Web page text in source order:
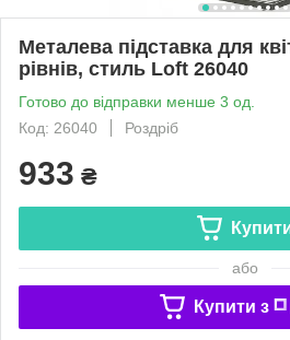
Металева підставка для
рівнів, стиль Loft 26040
Готово до відправки менше 3 од.
Код: 26040
Роздріб
933 ₴
або
Купити з